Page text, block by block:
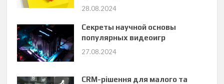
28.08.2024
Секреты научной основы
популярных видеоигр
27.08.2024
CRM-рішення для малого та